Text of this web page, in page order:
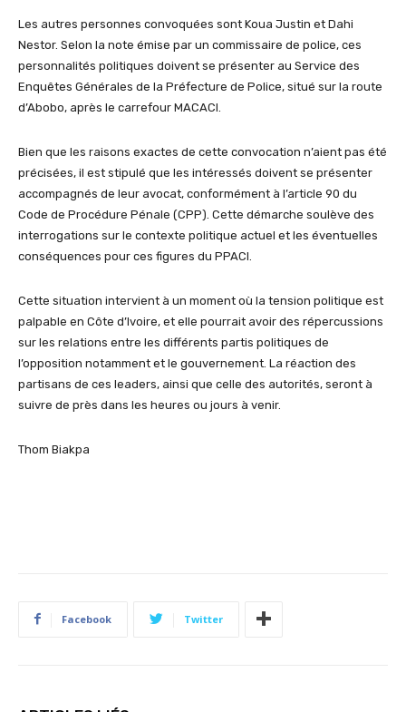
Les autres personnes convoquées sont Koua Justin et Dahi
Nestor. Selon la note émise par un commissaire de police, ces
personnalités politiques doivent se présenter au Service des
Enquêtes Générales de la Préfecture de Police, situé sur la route
d’Abobo, après le carrefour MACACI.
Bien que les raisons exactes de cette convocation n’aient pas été
précisées, il est stipulé que les intéressés doivent se présenter
accompagnés de leur avocat, conformément à l’article 90 du
Code de Procédure Pénale (CPP). Cette démarche soulève des
interrogations sur le contexte politique actuel et les éventuelles
conséquences pour ces figures du PPACI.
Cette situation intervient à un moment où la tension politique est
palpable en Côte d’Ivoire, et elle pourrait avoir des répercussions
sur les relations entre les différents partis politiques de
l’opposition notamment et le gouvernement. La réaction des
partisans de ces leaders, ainsi que celle des autorités, seront à
suivre de près dans les heures ou jours à venir.
Thom Biakpa
Facebook Twitter